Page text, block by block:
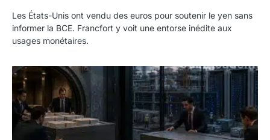
Les États-Unis ont vendu des euros pour soutenir le yen sans
informer la BCE. Francfort y voit une entorse inédite aux
usages monétaires.
Jane Street négocie le transfert de 11 milliards de